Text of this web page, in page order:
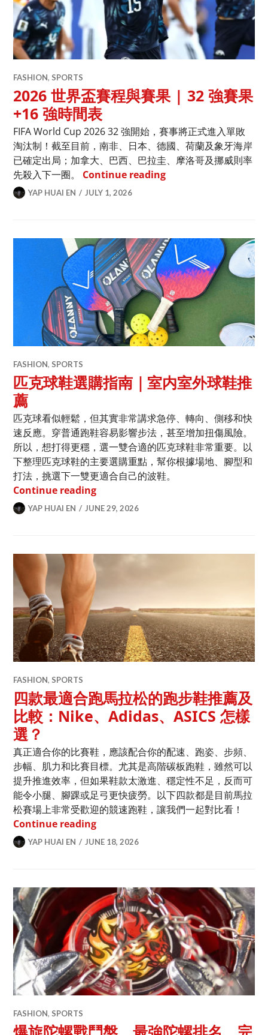
FASHION, SPORTS
2026 世界盃賽程與賽果 | 32 強賽果
+16 強時間表
FIFA World Cup 2026 32 強開始，賽事將正式進入單敗
淘汰制！截至目前，南非、日本、德國、荷蘭及象牙海岸
已確定出局；加拿大、巴西、巴拉圭、摩洛哥及挪威則率
先殺入下一圈。 Continue reading2026 世界盃賽程與賽
YAP HUAI EN JULY 1, 2026
FASHION, SPORTS
匹克球鞋選購指南｜室内室外球鞋推
薦
匹克球看似輕鬆，但其實非常講求急停、轉向、側移和快
速反應。穿普通跑鞋容易影響步法，甚至增加扭傷風險。
所以，想打得更穩，選一雙合適的匹克球鞋非常重要。以
下整理匹克球鞋的主要選購重點，幫你根據場地、腳型和
打法，挑選下一雙更適合自己的波鞋。
Continue reading匹克球鞋選購指南｜室内室外球鞋推薦
YAP HUAI EN JUNE 29, 2026
FASHION, SPORTS
四款最適合跑馬拉松的跑步鞋推薦及
比較：Nike、Adidas、ASICS 怎樣
選？
真正適合你的比賽鞋，應該配合你的配速、跑姿、步頻、
步幅、肌力和比賽目標。尤其是高階碳板跑鞋，雖然可以
提升推進效率，但如果鞋款太激進、穩定性不足，反而可
能令小腿、腳踝或足弓更快疲勞。以下四款都是目前馬拉
松賽場上非常受歡迎的競速跑鞋，讓我們一起對比看！
Continue reading四款最適合跑馬拉松的跑步鞋推薦及比
YAP HUAI EN JUNE 18, 2026
FASHION, SPORTS